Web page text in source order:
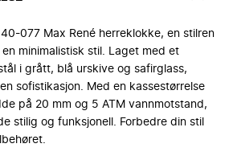
077 Max René herreklokke, en stilren
minimalistisk stil. Laget med et
i grått, blå urskive og safirglass,
sofistikasjon. Med en kassestørrelse
på 20 mm og 5 ATM vannmotstand,
stilig og funksjonell. Forbedre din stil